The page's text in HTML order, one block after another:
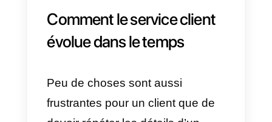
vous besoin d’un
centre de
votre entreprise?
Conclusions